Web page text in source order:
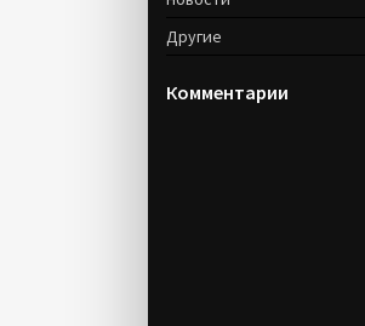
Другие
Комментарии